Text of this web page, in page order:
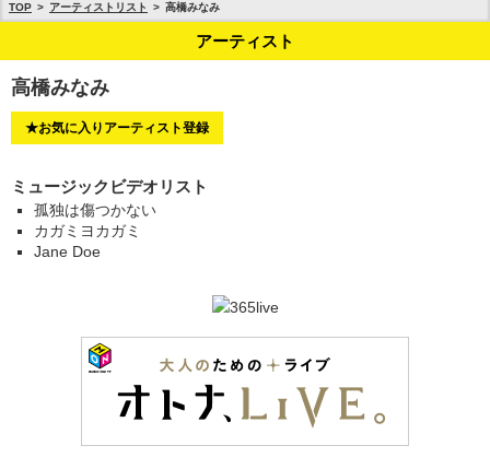
TOP アーティストリスト 高橋みなみ
アーティスト
高橋みなみ
★お気に入りアーティスト登録
ミュージックビデオリスト
孤独は傷つかない
カガミヨカガミ
Jane Doe